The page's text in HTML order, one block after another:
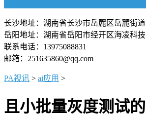
长沙地址：湖南省长沙市岳麓区岳麓街道
岳阳地址：湖南省岳阳市经开区海凌科技
联系电话：13975088831
邮箱：251635860@qq.com
PA视讯 > ai应用 >
且小批量灰度测试的